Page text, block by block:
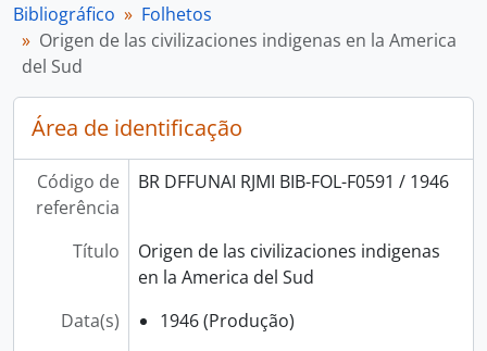
Bibliográfico
Folhetos
Origen de las civilizaciones indigenas en la America
del Sud
Área de identificação
Código de
referência
BR DFFUNAI RJMI BIB-FOL-F0591 / 1946
Título
Origen de las civilizaciones indigenas
en la America del Sud
Data(s)
1946 (Produção)